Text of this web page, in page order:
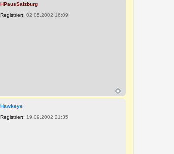
HPausSalzburg
Registriert: 02.05.2002 16:09
Hawkeye
Registriert: 19.09.2002 21:35